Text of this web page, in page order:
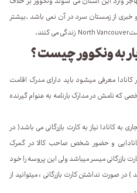
خبری از زمستان سرد در آن نمی باشد .بیشتر
North Vancouver زندگی می کنند.
به ونکوور چیست ؟
معرفی میشود باید دارای مدرک اقامت
که نامش در مدارک بارنامه به عنوام گیرنده
به کانادا نیاز به کارت بازرگانی می باشد( در
و حضور شخص صاحب کالا در گمرک
بازرگانی میسر میباشد ولی این پروسه را خود
) در صورت نداشتن کارت بازرگانی ، میتوانید از